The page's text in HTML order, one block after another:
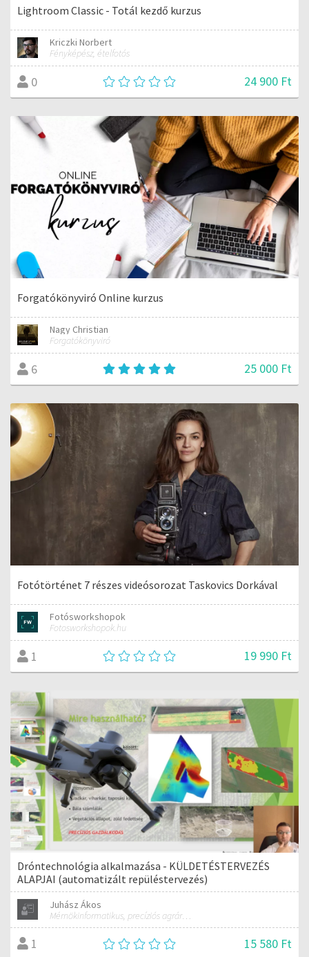
Lightroom Classic - Totál kezdő kurzus
Kriczki Norbert
Fényképész, ételfotós
0 24 900 Ft
Forgatókönyviró Online kurzus
Nagy Christian
Forgatókönyviró
6 25 000 Ft
Fotótörténet 7 részes videósorozat Taskovics Dorkával
Fotósworkshopok
Fotosworkshopok.hu
1 19 990 Ft
Dróntechnológia alkalmazása - KÜLDETÉSTERVEZÉS
ALAPJAI (automatizált repüléstervezés)
Juhász Ákos
Mérnökinformatikus, precíziós agrárgazdálkodási szakmérnök, hivatásos ipari drónpilóta
1 15 580 Ft